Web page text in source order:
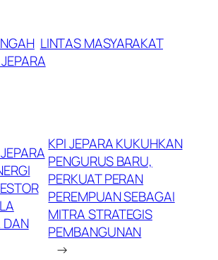
LINTAS MASYARAKAT
DAN
KPI JEPARA KUKUHKAN
PENGURUS BARU,
PERKUAT PERAN
PEREMPUAN SEBAGAI
MITRA STRATEGIS
PEMBANGUNAN
→